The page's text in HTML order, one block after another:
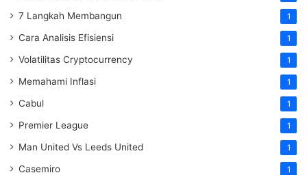
7 Langkah Membangun 1
Cara Analisis Efisiensi 1
Volatilitas Cryptocurrency 1
Memahami Inflasi 1
Cabul 1
Premier League 1
Man United Vs Leeds United 1
Casemiro 1